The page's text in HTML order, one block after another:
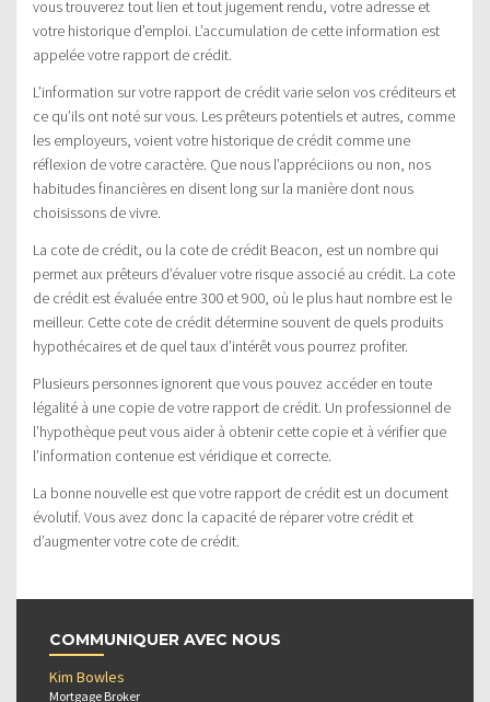
vous trouverez tout lien et tout jugement rendu, votre adresse et
votre historique d’emploi. L’accumulation de cette information est
appelée votre rapport de crédit.
L’information sur votre rapport de crédit varie selon vos créditeurs et
ce qu’ils ont noté sur vous. Les prêteurs potentiels et autres, comme
les employeurs, voient votre historique de crédit comme une
réflexion de votre caractère. Que nous l’appréciions ou non, nos
habitudes financières en disent long sur la manière dont nous
choisissons de vivre.
La cote de crédit, ou la cote de crédit Beacon, est un nombre qui
permet aux prêteurs d’évaluer votre risque associé au crédit. La cote
de crédit est évaluée entre 300 et 900, où le plus haut nombre est le
meilleur. Cette cote de crédit détermine souvent de quels produits
hypothécaires et de quel taux d’intérêt vous pourrez profiter.
Plusieurs personnes ignorent que vous pouvez accéder en toute
légalité à une copie de votre rapport de crédit. Un professionnel de
l’hypothèque peut vous aider à obtenir cette copie et à vérifier que
l’information contenue est véridique et correcte.
La bonne nouvelle est que votre rapport de crédit est un document
évolutif. Vous avez donc la capacité de réparer votre crédit et
d’augmenter votre cote de crédit.
COMMUNIQUER AVEC NOUS
Kim Bowles
Mortgage Broker